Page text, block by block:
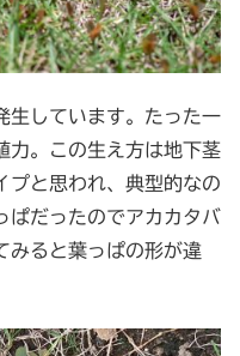
生しています。たった一
力。この生え方は地下茎
プと思われ、典型的なの
ぱだったのでアカカタバ
みると葉っぱの形が違